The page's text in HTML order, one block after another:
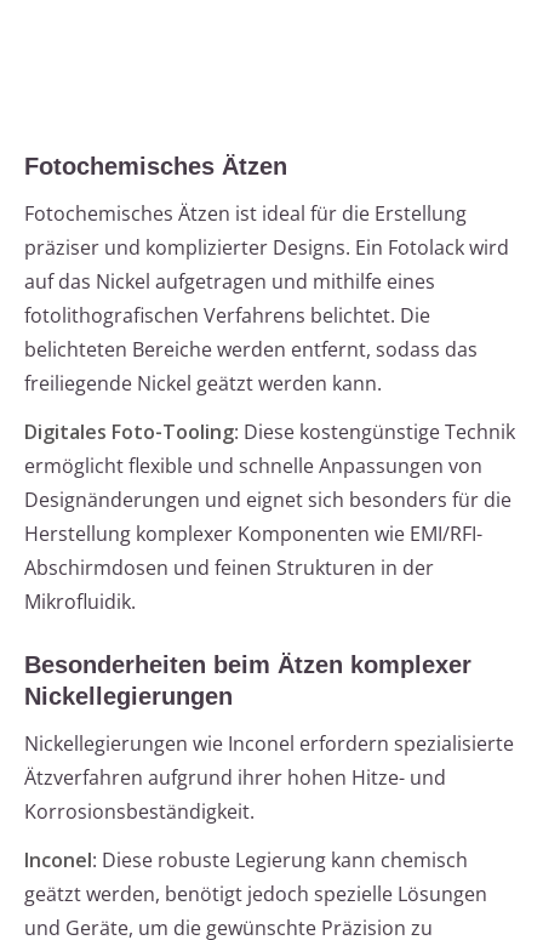
Fotochemisches Ätzen
Fotochemisches Ätzen ist ideal für die Erstellung
präziser und komplizierter Designs. Ein Fotolack wird
auf das Nickel aufgetragen und mithilfe eines
fotolithografischen Verfahrens belichtet. Die
belichteten Bereiche werden entfernt, sodass das
freiliegende Nickel geätzt werden kann.
Digitales Foto-Tooling: Diese kostengünstige Technik
ermöglicht flexible und schnelle Anpassungen von
Designänderungen und eignet sich besonders für die
Herstellung komplexer Komponenten wie EMI/RFI-
Abschirmdosen und feinen Strukturen in der
Mikrofluidik.
Besonderheiten beim Ätzen komplexer
Nickellegierungen
Nickellegierungen wie Inconel erfordern spezialisierte
Ätzverfahren aufgrund ihrer hohen Hitze- und
Korrosionsbeständigkeit.
Inconel: Diese robuste Legierung kann chemisch
geätzt werden, benötigt jedoch spezielle Lösungen
und Geräte, um die gewünschte Präzision zu